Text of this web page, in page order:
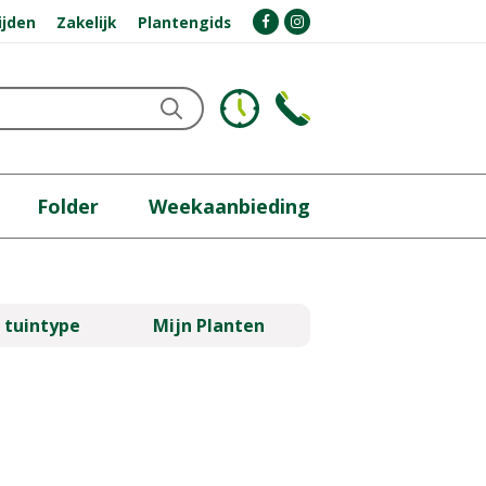
Zakelijk Plantengids
Folder Weekaanbieding
tuintype Mijn Planten